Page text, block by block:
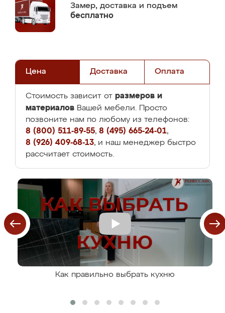
Замер, доставка и подъем
бесплатно
Цена Доставка Оплата
Стоимость зависит от размеров и
материалов Вашей мебели. Просто
позвоните нам по любому из телефонов:
8 (800) 511-89-55, 8 (495) 665-24-01,
8 (926) 409-68-13, и наш менеджер быстро
рассчитает стоимость.
Как правильно выбрать кухню